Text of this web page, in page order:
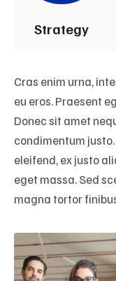
Strategy
Cras enim urna,
eu eros. Praesent
Donec sit amet
condimentum
eleifend, ex justo
eget massa. Sed
magna tortor